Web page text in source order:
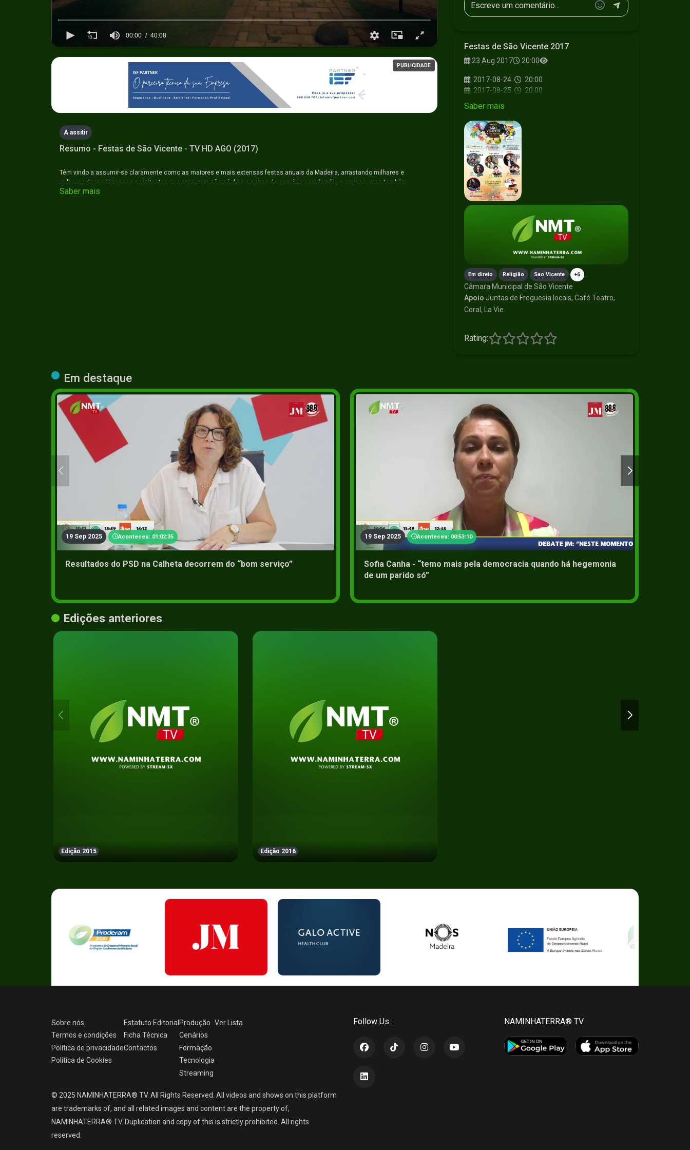
seconds
of
90%
00:00 40:08
PUBLICIDADE
A assitir
Resumo - Festas de São Vicente - TV HD AGO (2017)
Têm vindo a assumir-se claramente como as maiores e mais extensas festas anuais da Madeira, arrastando milhares e
milhares de madeirenses e visitantes que procuram não só dias e noites de convívio com família e amigos, mas também
concertos e espectáculos com artistas regionais, nacionais e internacionais, culminando com a festa religiosa do Santíssimo
Saber mais
Festas de São Vicente 2017
23 Aug 2017 20:00
2017-08-24
20:00
2017-08-25
20:00
2017-08-26
Saber mais
Em direto Religião Sao Vicente +6
Câmara Municipal de São Vicente
Apoio Juntas de Freguesia locais, Café Teatro,
Coral, La Vie
Rating:
Em destaque
19 Sep 2025 Aconteceu: 01:02:35
Resultados do PSD na Calheta decorrem do “bom serviço”
19 Sep 2025 Aconteceu: 00:53:10
Sofia Canha - “temo mais pela democracia quando há hegemonia
de um parido só”
Edições anteriores
Edição 2015 Edição 2016
Sobre nós
Termos e condições
Política de privacidade
Política de Cookies
Estatuto Editorial
Ficha Técnica
Contactos
Produção
Cenários
Formação
Tecnologia
Streaming
VerLista
© 2025 NAMINHATERRA® TV. All Rights Reserved. All videos and shows on this platform
are trademarks of, and all related images and content are the property of,
NAMINHATERRA® TV. Duplication and copy of this is strictly prohibited. All rights
reserved.
Follow Us : NAMINHATERRA® TV